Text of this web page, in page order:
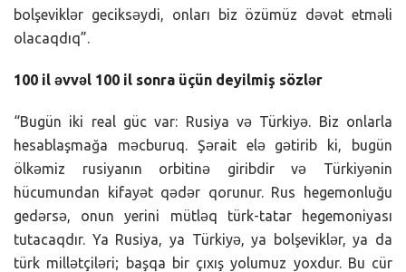
bolşeviklər geciksəydi, onları biz özümüz dəvət etməli
olacaqdıq”.
100 il əvvəl 100 il sonra üçün deyilmiş sözlər
“Bugün iki real güc var: Rusiya və Türkiyə. Biz onlarla
hesablaşmağa məcburuq. Şərait elə gətirib ki, bugün
ölkəmiz rusiyanın orbitinə giribdir və Türkiyənin
hücumundan kifayət qədər qorunur. Rus hegemonluğu
gedərsə, onun yerini mütləq türk-tatar hegemoniyası
tutacaqdır. Ya Rusiya, ya Türkiyə, ya bolşeviklər, ya da
türk millətçiləri; başqa bir çıxış yolumuz yoxdur. Bu cür